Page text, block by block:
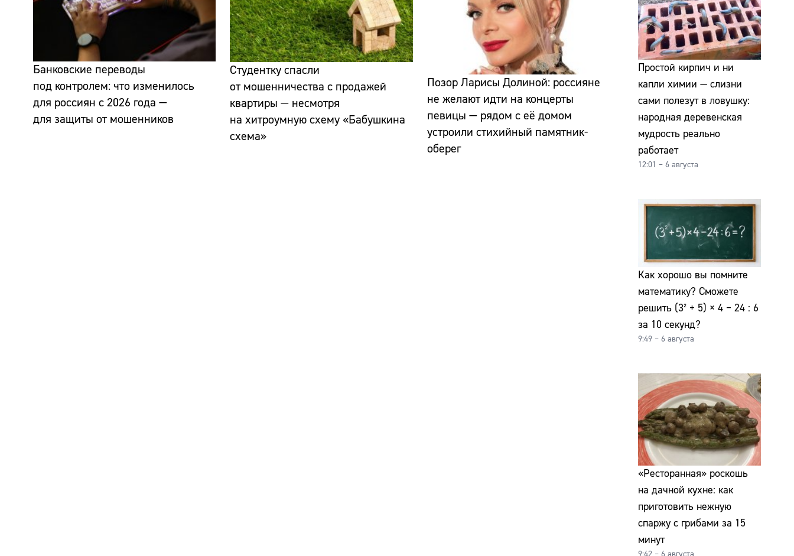
Банковские переводы
под контролем: что изменилось
для россиян с 2026 года —
для защиты от мошенников
Студентку спасли
от мошенничества с продажей
квартиры — несмотря
на хитроумную схему «Бабушкина
схема»
Позор Ларисы Долиной: россияне
не желают идти на концерты
певицы — рядом с её домом
устроили стихийный памятник-
оберег
Простой кирпич и ни
капли химии — слизни
сами полезут в ловушку:
народная деревенская
мудрость реально
работает
12:01 – 6 августа
Как хорошо вы помните
математику? Сможете
решить (3² + 5) × 4 − 24 : 6
за 10 секунд?
9:49 – 6 августа
«Ресторанная» роскошь
на дачной кухне: как
приготовить нежную
спаржу с грибами за 15
минут